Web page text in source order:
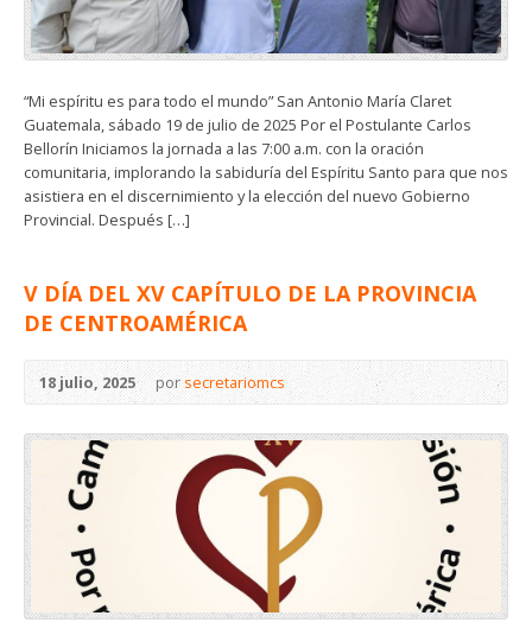
“Mi espíritu es para todo el mundo” San Antonio María Claret
Guatemala, sábado 19 de julio de 2025 Por el Postulante Carlos
Bellorín Iniciamos la jornada a las 7:00 a.m. con la oración
comunitaria, implorando la sabiduría del Espíritu Santo para que nos
asistiera en el discernimiento y la elección del nuevo Gobierno
Provincial. Después […]
V DÍA DEL XV CAPÍTULO DE LA PROVINCIA
DE CENTROAMÉRICA
18 julio, 2025 por secretariomcs